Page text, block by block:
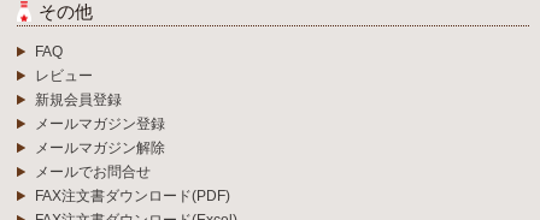
その他
FAQ
レビュー
新規会員登録
メールマガジン登録
メールマガジン解除
メールでお問合せ
FAX注文書ダウンロード(PDF)